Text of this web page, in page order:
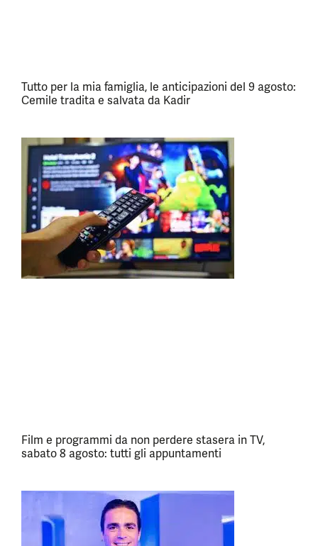
Tutto per la mia famiglia, le anticipazioni del 9 agosto:
Cemile tradita e salvata da Kadir
Film e programmi da non perdere stasera in TV,
sabato 8 agosto: tutti gli appuntamenti